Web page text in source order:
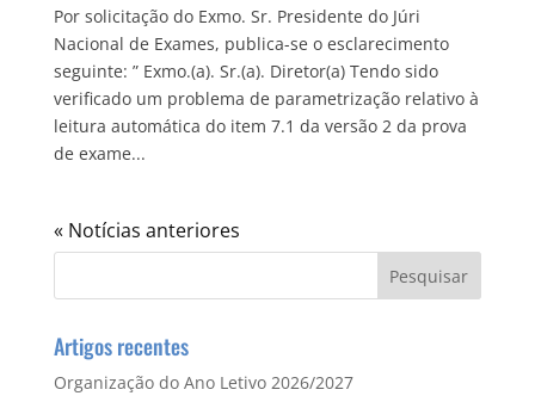
Por solicitação do Exmo. Sr. Presidente do Júri
Nacional de Exames, publica-se o esclarecimento
seguinte: ” Exmo.(a). Sr.(a). Diretor(a) Tendo sido
verificado um problema de parametrização relativo à
leitura automática do item 7.1 da versão 2 da prova
de exame...
Artigos recentes
Organização do Ano Letivo 2026/2027